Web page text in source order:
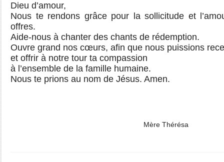
Dieu d’amour,
Nous te rendons grâce pour la sollicitude et
offres.
Aide-nous à chanter des chants de rédemption.
Ouvre grand nos cœurs, afin que nous puissions
et offrir à notre tour ta compassion
à l’ensemble de la famille humaine.
Nous te prions au nom de Jésus. Amen.
Mère Thérésa